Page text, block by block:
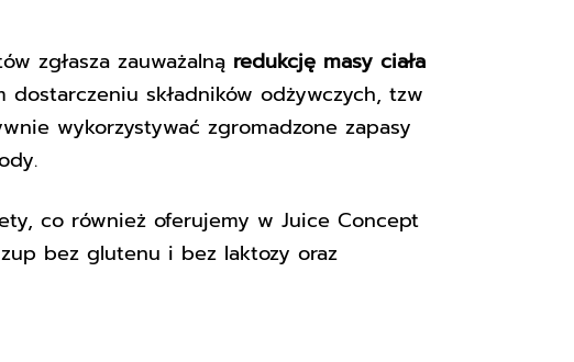
zgłasza zauważalną redukcję masy ciała
składników odżywczych, tzw
wykorzystywać zgromadzone zapasy
co również oferujemy w Juice Concept
bez glutenu i bez laktozy oraz